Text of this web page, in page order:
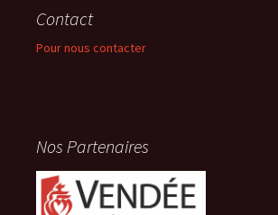
Contact
Pour nous contacter
Nos Partenaires